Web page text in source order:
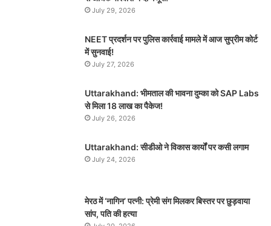
July 29, 2026
NEET प्रदर्शन पर पुलिस कार्रवाई मामले में आज सुप्रीम कोर्ट
में सुनवाई!
July 27, 2026
Uttarakhand: भीमताल की भावना दुम्का को SAP Labs
से मिला 18 लाख का पैकेज!
July 26, 2026
Uttarakhand: सीडीओ ने विकास कार्यों पर कसी लगाम
July 24, 2026
मेरठ में ‘नागिन’ पत्नी: प्रेमी संग मिलकर बिस्तर पर छुड़वाया
सांप, पति की हत्या